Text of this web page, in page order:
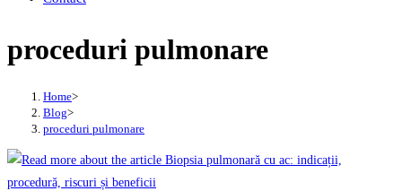
proceduri pulmonare
Home>
Blog>
proceduri pulmonare